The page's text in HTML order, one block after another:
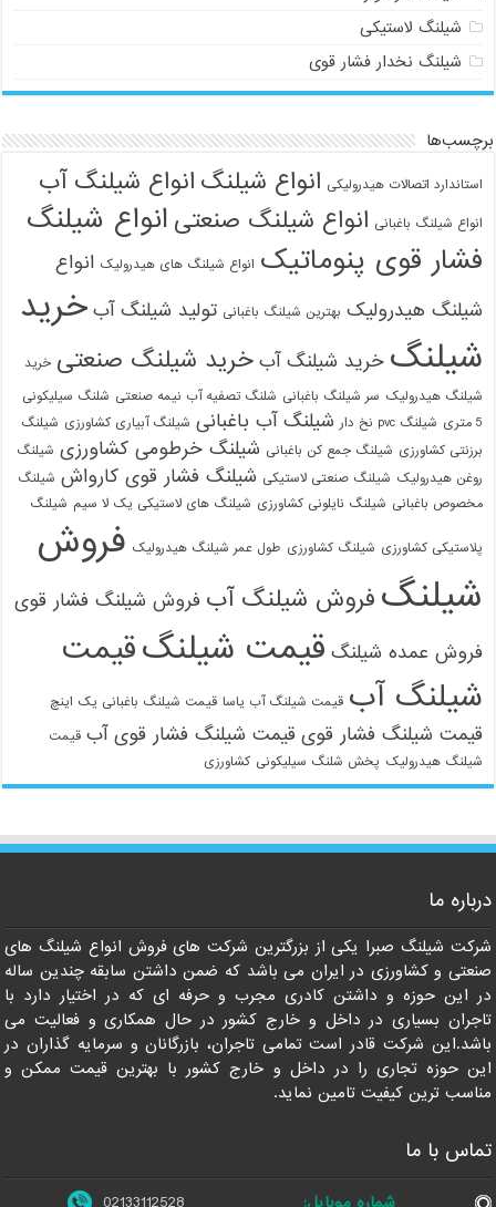
شیلنگ لاستیکی
شیلنگ نخدار فشار قوی
برچسب‌ها
استاندارد اتصالات هیدرولیکی انواع شیلنگ انواع شیلنگ آب
انواع شیلنگ باغبانی انواع شیلنگ صنعتی انواع شیلنگ
فشار قوی پنوماتیک انواع شیلنگ های هیدرولیک انواع
شیلنگ هیدرولیک بهترین شیلنگ باغبانی تولید شیلنگ آب خرید
شیلنگ خرید شیلنگ آب خرید شیلنگ صنعتی خرید
شیلنگ هیدرولیک سر شیلنگ باغبانی شلنگ تصفیه آب نیمه صنعتی شلنگ سیلیکونی
5 متری
شیلنگ pvc نخ دار شیلنگ آب باغبانی شیلنگ آبیاری کشاورزی شیلنگ
برزنتی کشاورزی شیلنگ جمع کن باغبانی شیلنگ خرطومی کشاورزی شیلنگ
روغن هیدرولیک شیلنگ صنعتی لاستیکی شیلنگ فشار قوی کارواش شیلنگ
مخصوص باغبانی شیلنگ نایلونی کشاورزی شیلنگ های لاستیکی یک لا سیم شیلنگ
پلاستیکی کشاورزی شیلنگ کشاورزی طول عمر شیلنگ هیدرولیک فروش
شیلنگ فروش شیلنگ آب فروش شیلنگ فشار قوی
فروش عمده شیلنگ قیمت شیلنگقیمت
شیلنگ آب قیمت شیلنگ آب یاسا قیمت شیلنگ باغبانی یک اینچ
قیمت شیلنگ فشار قوی قیمت شیلنگ فشار قوی آب قیمت
شیلنگ هیدرولیک پخش شلنگ سیلیکونی کشاورزی
درباره ما
شرکت شیلنگ صبرا یکی از بزرگترین شرکت های فروش انواع شیلنگ های
صنعتی و کشاورزی در ایران می باشد که ضمن داشتن سابقه چندین ساله
در این حوزه و داشتن کادری مجرب و حرفه ای که در اختیار دارد با
تاجران بسیاری در داخل و خارج کشور در حال همکاری و فعالیت می
باشد.این شرکت قادر است تمامی تاجران، بازرگانان و سرمایه گذاران در
این حوزه تجاری را در داخل و خارج کشور با بهترین قیمت ممکن و
مناسب ترین کیفیت تامین نماید.
تماس با ما